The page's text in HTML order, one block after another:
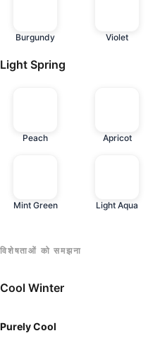
Burgundy Violet
Light Spring
Peach Apricot
Mint Green Light Aqua
विशेषताओं को समझना
Cool Winter
Purely Cool